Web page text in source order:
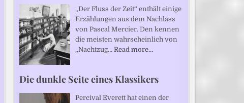
„Der Fluss der Zeit“ enthält einige
Erzählungen aus dem Nachlass
von Pascal Mercier. Den kennen
die meisten wahrscheinlich von
„Nachtzug… Read more…
Die dunkle Seite eines Klassikers
Percival Everett hat einen der